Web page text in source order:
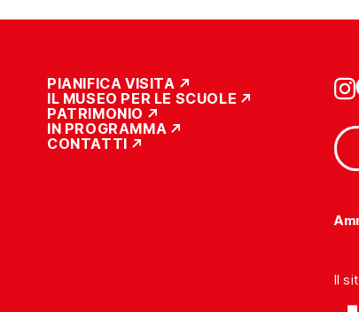
PIANIFICA VISITA
IL MUSEO PER LE SCUOLE
PATRIMONIO
IN PROGRAMMA
CONTATTI
Il